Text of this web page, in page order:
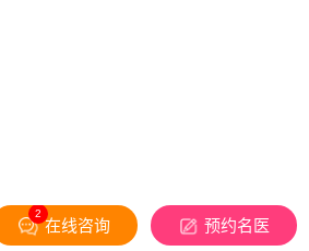
2
在线咨询 预约名医